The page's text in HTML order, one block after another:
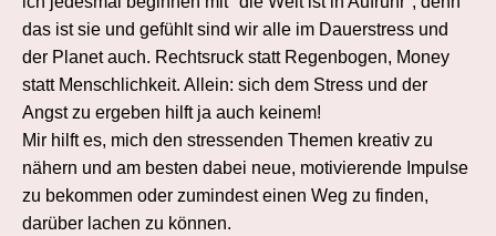
das ist sie und gefühlt sind wir alle im Dauerstress und
der Planet auch. Rechtsruck statt Regenbogen, Money
statt Menschlichkeit. Allein: sich dem Stress und der
Angst zu ergeben hilft ja auch keinem!
Mir hilft es, mich den stressenden Themen kreativ zu
nähern und am besten dabei neue, motivierende Impulse
zu bekommen oder zumindest einen Weg zu finden,
darüber lachen zu können.